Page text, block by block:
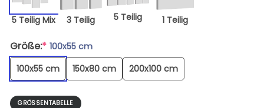
5 Teilig Mix 3 Teilig 5 Teilig 1 Teilig
Größe:* 100x55 cm
100x55 cm
150x80 cm 200x100 cm
GRÖSSENTABELLE